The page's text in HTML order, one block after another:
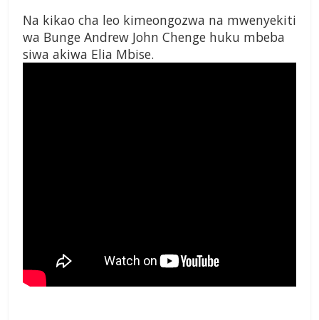
Na kikao cha leo kimeongozwa na mwenyekiti
wa Bunge Andrew John Chenge huku mbeba
siwa akiwa Elia Mbise.